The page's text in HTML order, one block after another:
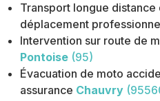
Transport longue distance
déplacement
Intervention sur route de
Pontoise (95)
Évacuation de moto
assurance Chauvry